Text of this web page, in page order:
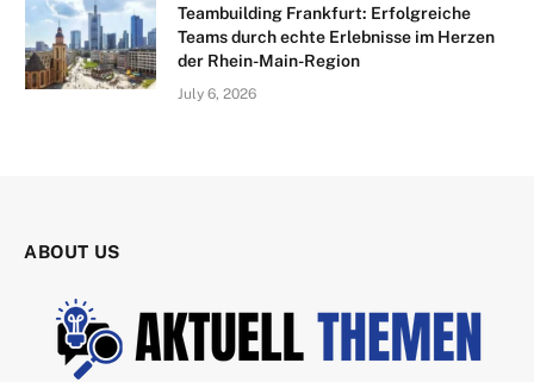
Teambuilding Frankfurt: Erfolgreiche
Teams durch echte Erlebnisse im Herzen
der Rhein-Main-Region
July 6, 2026
ABOUT US